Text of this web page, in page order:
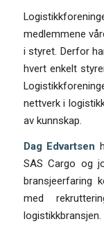
medlemmene
i styret. Derfor
hvert enkelt
nettverk i
av kunnskap.
Dag Edvartsen
SAS Cargo og
bransjeerfaring
med